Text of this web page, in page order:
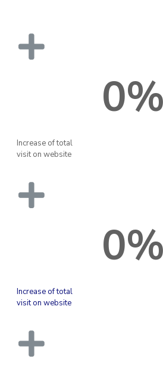
0%
Increase of total
visit on website
0%
Increase of total
visit on website